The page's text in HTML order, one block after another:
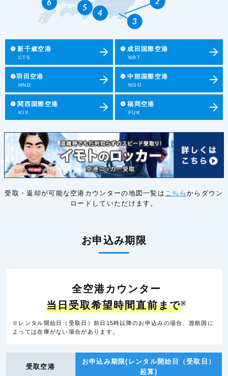
❶ 新千歳空港
CTS
❷ 成田国際空港
NRT
❸羽田空港
HND
❹ 中部国際空港
NGO
❺ 関西国際空港
KIX
❻ 福岡空港
FUK
受取・返却が可能な空港カウンターの地図一覧は こちら からダウン
ロードしていただけます。
お申込み期限
全空港カウンター
当日受取希望時間直前まで※
※レンタル開始日（受取日）前日15時以降のお申込みの場合、渡航国に
よっては在庫がない場合があります。
受取空港
お申込み期限(レンタル開始日（受取日）
起算)